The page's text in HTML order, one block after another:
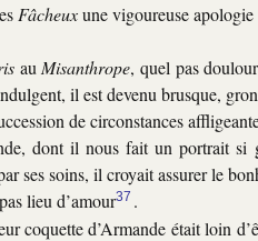
Fâcheuxune vigoureuse
au Misanthrope, quel pas
il est devenu brusque,
de circonstances
dont il nous fait un portrait
ses soins, il croyait assurer le
lieu d’amour37 .
coquette d’Armande était loin